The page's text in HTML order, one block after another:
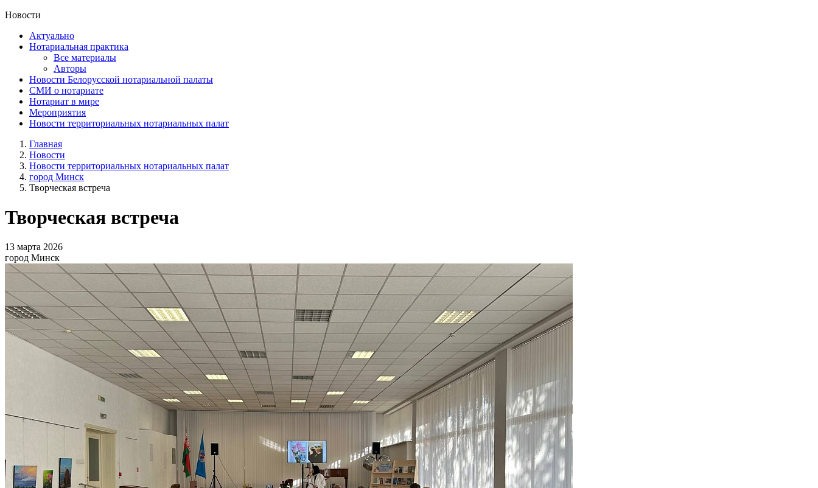
Новости
Актуально
Нотариальная практика
Все материалы
Авторы
Новости Белорусской нотариальной палаты
СМИ о нотариате
Нотариат в мире
Мероприятия
Новости территориальных нотариальных палат
Главная
Новости
Новости территориальных нотариальных палат
город Минск
Творческая встреча
Творческая встреча
13 марта 2026
город Минск